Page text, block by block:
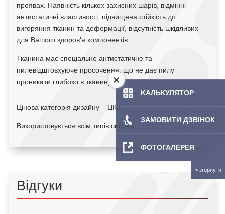
проявах. Наявність кількох захисних шарів, відмінні
антистатичні властивості, підвищена стійкість до
вигоряння тканин та деформації, відсутність шкідливих
для Вашого здоров’я компонентів.
Тканина має спеціальне антистатичне та
пилевідштовхуюче просочення, що не дає пилу
проникати глибоко в тканину.
Цінова категорія дизайну – ЦК2.
Використовується всім типів систем.
Відгуки
KAЛЬКУЛЯТOP
ЗАМОВИТИ ДЗВІНОК
ФОТОГАЛЕРЕЯ